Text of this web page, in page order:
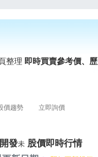
整理 即時買賣參考價、
價趨勢 立即詢價
發未 股價即時行情